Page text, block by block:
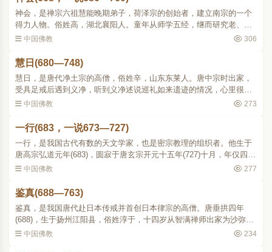
神会，是禅宗六祖慧能晚期弟子，荷泽宗的创始者，建立南宗的一个
得力人物。俗姓高，湖北襄阳人。童年从师学五经，继而研究老、
庄，都很有造诣。后来读《后汉书》知道有佛教，由此倾心于佛法，
中国佛教 306
慧日(680—748)
慧日，是唐代净土宗的高僧，俗姓辛，山东东莱人。唐中宗时出家，
受具足戒后遇到义净，听到义净述说巡礼如来遗迹的情况，心里很羡
慕，就立志远游。武周大足年间(701)，泛船渡海，经昆仑(今康道尔群
中国佛教 273
一行(683，一说673—727)
一行，是我国古代有数的天文学家，也是密宗教理的组织者。他生于
唐高宗弘道元年(683)，圆寂于唐玄宗开元十五年(727)十月，年仅四十
五岁。一行原籍魏州昌乐县(依《旧唐书》卷一百九十一之说，当今河
中国佛教 277
鉴真(688—763)
鉴真，是我国唐代赴日本传戒并首创日本律宗的高僧。唐垂拱四年
(688)，生于扬州江阳县，俗姓淳于，十四岁从智满禅师出家为沙弥，
神龙元年 (705)，从光州道岸律师受菩萨戒，景龙元年(707)，游学东
中国佛教 234